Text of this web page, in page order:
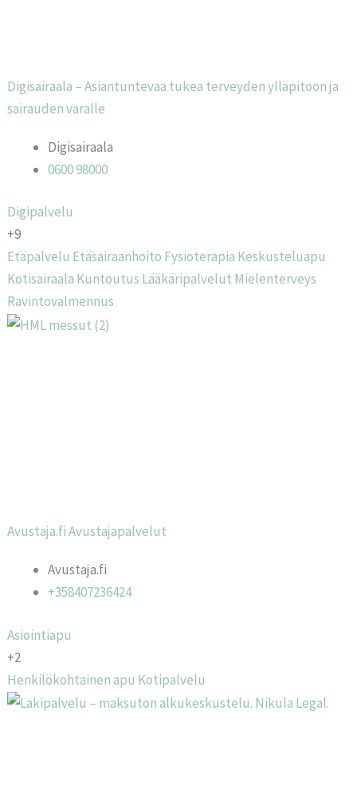
Digisairaala – Asiantuntevaa tukea terveyden ylläpitoon ja
sairauden varalle
Digisairaala
0600 98000
Digipalvelu
+9
Etäpalvelu Etäsairaanhoito Fysioterapia Keskusteluapu
Kotisairaala Kuntoutus Lääkäripalvelut Mielenterveys
Ravintovalmennus
Avustaja.fi Avustajapalvelut
Avustaja.fi
+358407236424
Asiointiapu
+2
Henkilökohtainen apu Kotipalvelu